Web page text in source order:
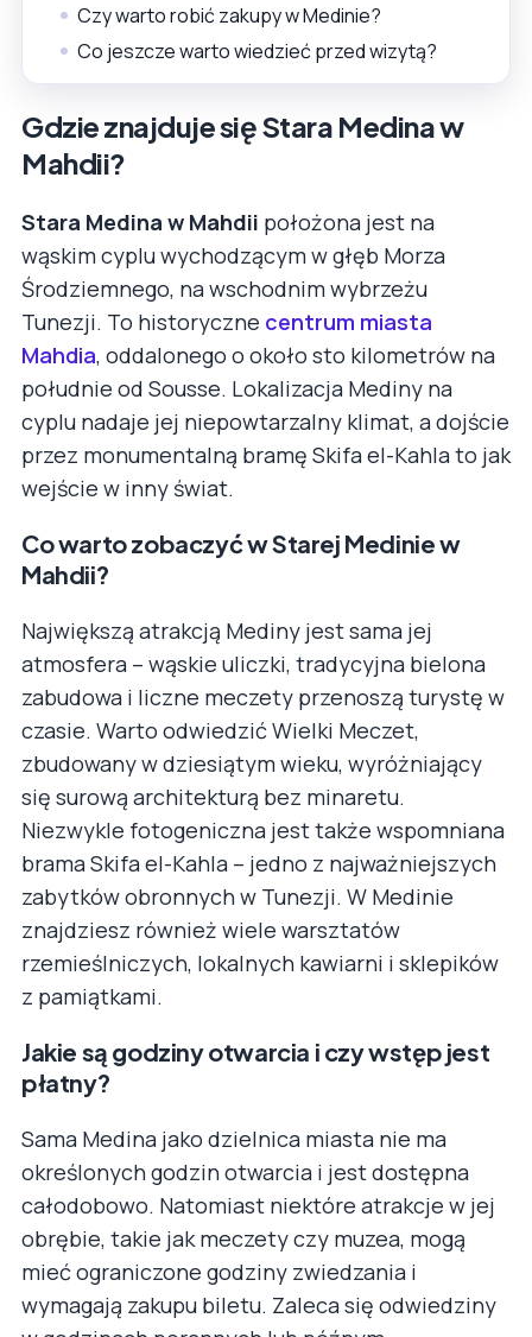
Czy warto robić zakupy w Medinie?
Co jeszcze warto wiedzieć przed wizytą?
Gdzie znajduje się Stara Medina w
Mahdii?
Stara Medina w Mahdii położona jest na
wąskim cyplu wychodzącym w głęb Morza
Środziemnego, na wschodnim wybrzeżu
Tunezji. To historyczne centrum miasta
Mahdia, oddalonego o około sto kilometrów na
południe od Sousse. Lokalizacja Mediny na
cyplu nadaje jej niepowtarzalny klimat, a dojście
przez monumentalną bramę Skifa el-Kahla to jak
wejście w inny świat.
Co warto zobaczyć w Starej Medinie w
Mahdii?
Największą atrakcją Mediny jest sama jej
atmosfera – wąskie uliczki, tradycyjna bielona
zabudowa i liczne meczety przenoszą turystę w
czasie. Warto odwiedzić Wielki Meczet,
zbudowany w dziesiątym wieku, wyróżniający
się surową architekturą bez minaretu.
Niezwykle fotogeniczna jest także wspomniana
brama Skifa el-Kahla – jedno z najważniejszych
zabytków obronnych w Tunezji. W Medinie
znajdziesz również wiele warsztatów
rzemieślniczych, lokalnych kawiarni i sklepików
z pamiątkami.
Jakie są godziny otwarcia i czy wstęp jest
płatny?
Sama Medina jako dzielnica miasta nie ma
określonych godzin otwarcia i jest dostępna
całodobowo. Natomiast niektóre atrakcje w jej
obrębie, takie jak meczety czy muzea, mogą
mieć ograniczone godziny zwiedzania i
wymagają zakupu biletu. Zaleca się odwiedziny